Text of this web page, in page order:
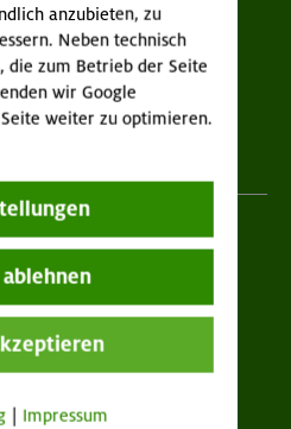
anzubieten, zu
Neben technisch
die zum Betrieb der Seite
wir Google
weiter zu optimieren.
Impressum